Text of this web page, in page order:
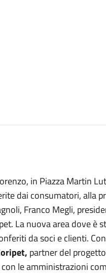
in Piazza Martin
dai consumatori, alla
Franco Megli,
La nuova area dove è
da soci e clienti.
partner del
le amministrazioni